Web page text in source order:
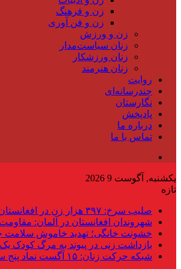
زن و فرهنگ
زن و فن آوری
زن و ورزش
زنان سیاست‌مدار
زنان ورزشکار
زنان هنرمند
روایت
چندرسانه‌ای
نگارستان
پادپخش
درباره ما
تماس با ما
یکشنبه, آگوست 9 2026
تازه
صلیب سرخ: ۳۹۷ هزار زن در افغانستان خدمات صحی دریافت کردند
شهروندان افغانستان در آلمان:
خشونت خانگی؛ تهدید خاموش سلامت
بازداشت زنی در پیوند به مرگ کودک
شبکه حرکت زنان: ۱۵ آگست نماد پنج سال حذف و سرکوب زنان است